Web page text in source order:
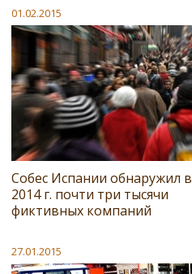
01.02.2015
Собес Испании обнаружил в
2014 г. почти три тысячи
фиктивных компаний
27.01.2015